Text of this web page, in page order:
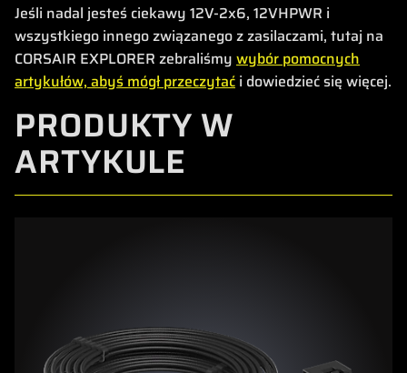
Jeśli nadal jesteś ciekawy 12V-2x6, 12VHPWR i
wszystkiego innego związanego z zasilaczami, tutaj na
CORSAIR EXPLORER zebraliśmy wybór pomocnych
artykułów, abyś mógł przeczytać i dowiedzieć się więcej.
PRODUKTY W
ARTYKULE